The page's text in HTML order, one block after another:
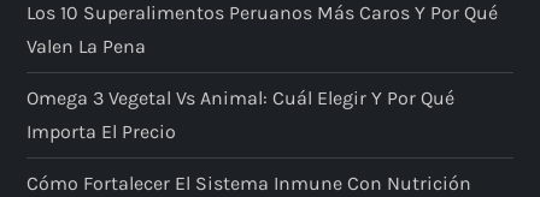
Los 10 Superalimentos Peruanos Más Caros Y Por Qué
Valen La Pena
Omega 3 Vegetal Vs Animal: Cuál Elegir Y Por Qué
Importa El Precio
Cómo Fortalecer El Sistema Inmune Con Nutrición